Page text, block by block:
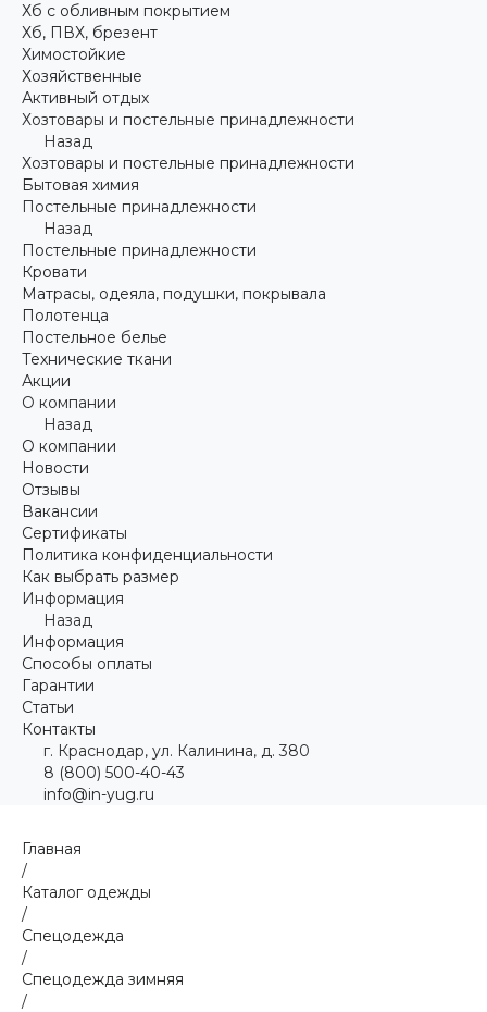
Хб с обливным покрытием
Хб, ПВХ, брезент
Химостойкие
Хозяйственные
Активный отдых
Хозтовары и постельные принадлежности
Назад
Хозтовары и постельные принадлежности
Бытовая химия
Постельные принадлежности
Назад
Постельные принадлежности
Кровати
Матрасы, одеяла, подушки, покрывала
Полотенца
Постельное белье
Технические ткани
Акции
О компании
Назад
О компании
Новости
Отзывы
Вакансии
Сертификаты
Политика конфиденциальности
Как выбрать размер
Информация
Назад
Информация
Способы оплаты
Гарантии
Статьи
Контакты
г. Краснодар, ул. Калинина, д. 380
8 (800) 500-40-43
info@in-yug.ru
Главная
/
Каталог одежды
/
Спецодежда
/
Спецодежда зимняя
/